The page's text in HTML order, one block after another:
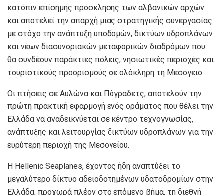
κατόπιν επίσημης πρόσκλησης των αλβανικών αρχών
και αποτελεί την απαρχή μιας στρατηγικής συνεργασίας
με στόχο την ανάπτυξη υποδομών, δικτύων υδροπλάνων
και νέων διασυνοριακών μεταφορικών διαδρόμων που
θα συνδέουν παράκτιες πόλεις, νησιωτικές περιοχές και
τουριστικούς προορισμούς σε ολόκληρη τη Μεσόγειο.
Οι πτήσεις σε Αυλώνα και Πόγραδετς, αποτελούν την
πρώτη πρακτική εφαρμογή ενός οράματος που θέλει την
Ελλάδα να αναδεικνύεται σε κέντρο τεχνογνωσίας,
ανάπτυξης και λειτουργίας δικτύων υδροπλάνων για την
ευρύτερη περιοχή της Μεσογείου.
Η Hellenic Seaplanes, έχοντας ήδη αναπτύξει το
μεγαλύτερο δίκτυο αδειοδοτημένων υδατοδρομίων στην
Ελλάδα, προχωρά πλέον στο επόμενο βήμα, τη διεθνή